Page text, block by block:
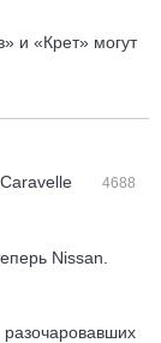
и «Крет» могут
4688
Nissan.